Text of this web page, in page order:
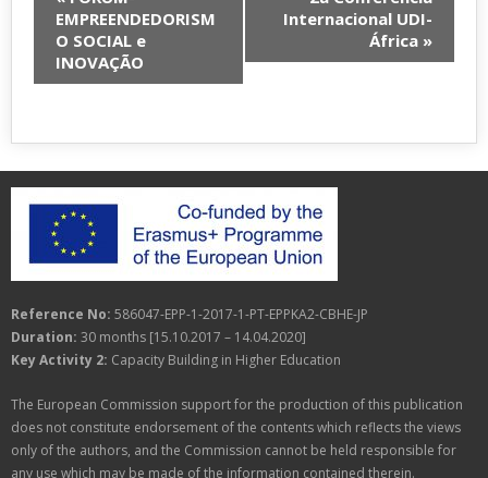
EMPREENDEDORISM
O SOCIAL e
INOVAÇÃO
Internacional UDI-
África »
Reference No: 586047-EPP-1-2017-1-PT-EPPKA2-CBHE-JP
Duration: 30 months [15.10.2017 – 14.04.2020]
Key Activity 2: Capacity Building in Higher Education
The European Commission support for the production of this publication
does not constitute endorsement of the contents which reflects the views
only of the authors, and the Commission cannot be held responsible for
any use which may be made of the information contained therein.